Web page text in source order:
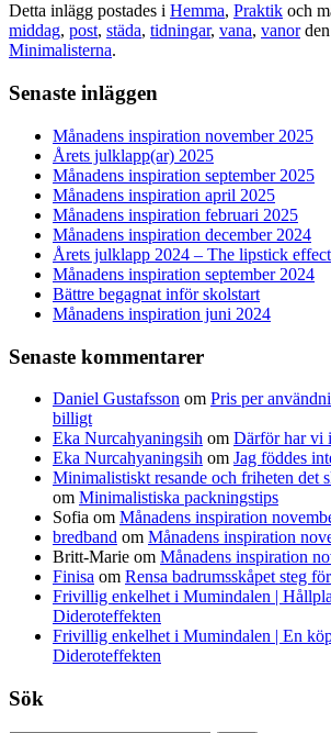
Detta inlägg postades i Hemma, Praktik och
middag, post, städa, tidningar, vana, vanorden
Minimalisterna.
Senaste inläggen
Månadens inspiration november 2025
Årets julklapp(ar) 2025
Månadens inspiration september 2025
Månadens inspiration april 2025
Månadens inspiration februari 2025
Månadens inspiration december 2024
Årets julklapp 2024 – The lipstick effect
Månadens inspiration september 2024
Bättre begagnat inför skolstart
Månadens inspiration juni 2024
Senaste kommentarer
Daniel Gustafsson om Pris per
billigt
Eka Nurcahyaningsih om Därför har vi
Eka Nurcahyaningsih om Jag föddes
Minimalistiskt resande och friheten det
om Minimalistiska packningstips
Sofia om Månadens inspiration
bredband om Månadens inspiration
Britt-Marie om Månadens inspiration
Finisa om Rensa badrumsskåpet steg
Frivillig enkelhet i Mumindalen |
Dideroteffekten
Frivillig enkelhet i Mumindalen | En
Dideroteffekten
Sök